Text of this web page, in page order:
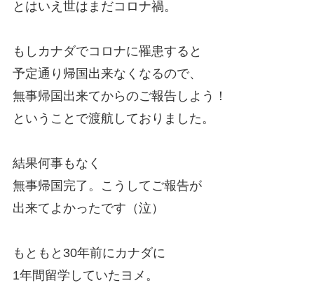
とはいえ世はまだコロナ禍。
もしカナダでコロナに罹患すると
予定通り帰国出来なくなるので、
無事帰国出来てからのご報告しよう！
ということで渡航しておりました。
結果何事もなく
無事帰国完了。こうしてご報告が
出来てよかったです（泣）
もともと30年前にカナダに
1年間留学していたヨメ。